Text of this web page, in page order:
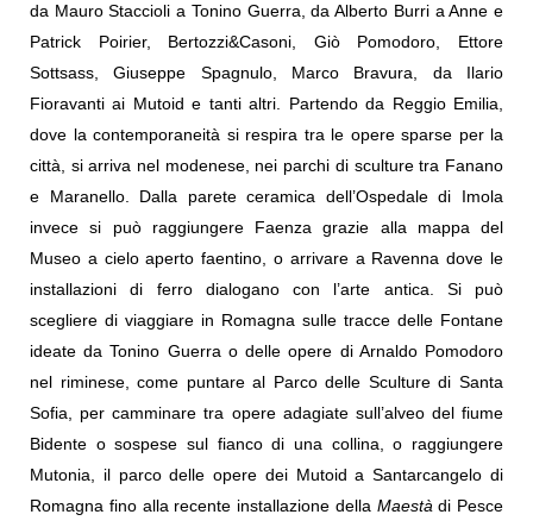
da Mauro Staccioli a Tonino Guerra, da Alberto Burri aAnne e
Patrick Poirier, Bertozzi&Casoni, Giò Pomodoro, Ettore
Sottsass, Giuseppe Spagnulo, Marco Bravura, da Ilario
Fioravanti ai Mutoid e tanti altri. Partendo da Reggio Emilia,
dove la contemporaneità si respira tra le opere sparse per la
città, si arriva nel modenese, nei parchi di sculture tra Fanano
e Maranello. Dalla parete ceramica dell’Ospedale di Imola
invece si può raggiungere Faenza grazie alla mappa del
Museo a cielo aperto faentino, o arrivare a Ravenna dove le
installazioni di ferro dialogano con l’arte antica. Si può
scegliere di viaggiare in Romagna sulle tracce delle Fontane
ideate da Tonino Guerra o delle opere di Arnaldo Pomodoro
nel riminese, come puntare al Parco delle Sculture di Santa
Sofia, per camminare tra opere adagiate sull’alveo del fiume
Bidente o sospese sul fianco di una collina, o raggiungere
Mutonia, il parco delle opere dei Mutoid a Santarcangelo di
Romagna fino alla recente installazione della Maestàdi Pesce